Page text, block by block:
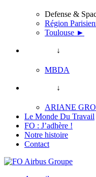
Defense &
Région
Toulouse ►
↓
MBDA
↓
ARIANE
Le Monde Du Travail
FO : J’adhère !
Notre histoire
Contact